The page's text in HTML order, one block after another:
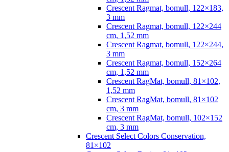
Crescent Ragmat, bomull, 122×183,
3 mm
Crescent Ragmat, bomull, 122×244
cm, 1,52 mm
Crescent Ragmat, bomull, 122×244,
3 mm
Crescent Ragmat, bomull, 152×264
cm, 1,52 mm
Crescent RagMat, bomull, 81×102,
1,52 mm
Crescent RagMat, bomull, 81×102
cm, 3 mm
Crescent RagMat, bomull, 102×152
cm, 3 mm
Crescent Select Colors Conservation,
81×102